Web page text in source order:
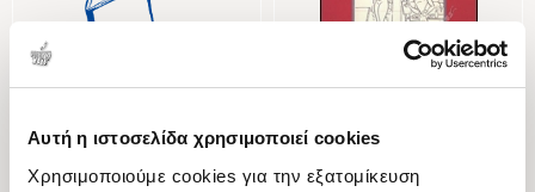
Αυτή η ιστοσελίδα χρησιμοποιεί cookies
Χρησιμοποιούμε cookies για την εξατομίκευση